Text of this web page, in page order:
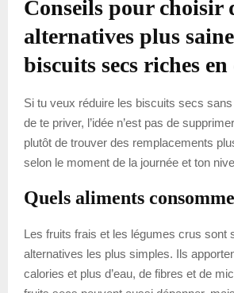
Conseils pour choisir
alternatives plus
biscuits secs riches
Si tu veux réduire les biscuits secs sans
de te priver, l’idée n’est pas de
plutôt de trouver des remplacements
selon le moment de la journée et ton
Quels aliments
Les fruits frais et les légumes crus sont
alternatives les plus simples. Ils
calories et plus d’eau, de fibres et de